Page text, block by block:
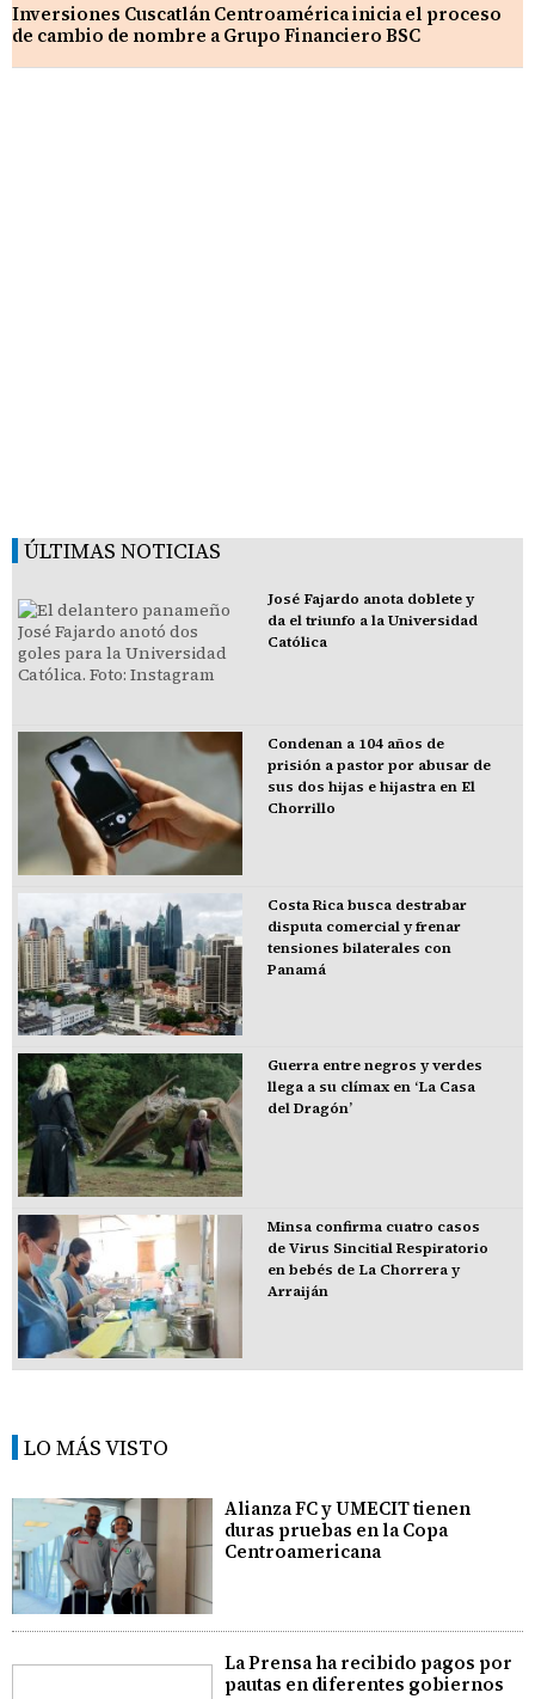
Inversiones Cuscatlán Centroamérica inicia el proceso
de cambio de nombre a Grupo Financiero BSC
ÚLTIMAS NOTICIAS
José Fajardo anota doblete y
da el triunfo a la Universidad
Católica
Condenan a 104 años de
prisión a pastor por abusar de
sus dos hijas e hijastra en El
Chorrillo
Costa Rica busca destrabar
disputa comercial y frenar
tensiones bilaterales con
Panamá
Guerra entre negros y verdes
llega a su clímax en ‘La Casa
del Dragón’
Minsa confirma cuatro casos
de Virus Sincitial Respiratorio
en bebés de La Chorrera y
Arraiján
LO MÁS VISTO
Alianza FC y UMECIT tienen
duras pruebas en la Copa
Centroamericana
La Prensa ha recibido pagos por
pautas en diferentes gobiernos